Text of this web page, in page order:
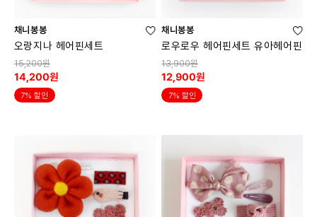
채니봉봉
오랑지나 헤어핀세트
15,200원
14,200원
7% 할인
채니봉봉
로우로우 헤어핀세트 유아헤어핀
13,900원
12,900원
7% 할인